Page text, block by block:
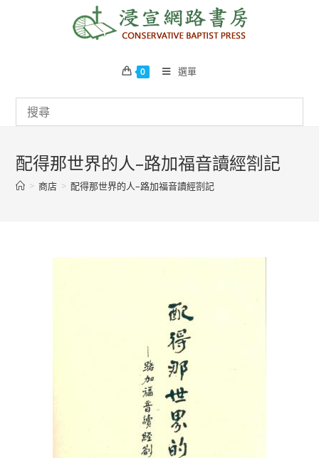
0 選單
配得那世界的人–路加福音讀經劄記
> 商店 > 配得那世界的人–路加福音讀經劄記